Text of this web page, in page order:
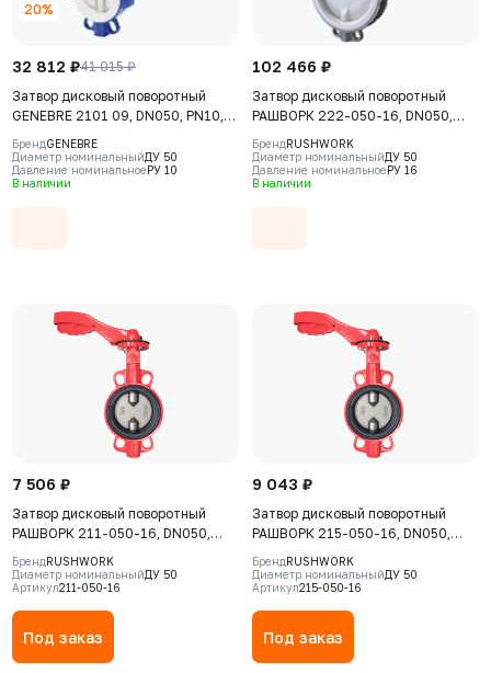
32 812 ₽41 015 ₽
20%
Затвор дисковый поворотный
GENEBRE 2101 09, DN050, PN10,
корпус - GJS-400-15 (GGG40),
диск - CF8M (AISI316),
уплотнение - PTFE, М/Ф,
БрендGENEBRE
Диаметр номинальныйДУ 50
Давление номинальноеРУ 10
В наличии
102 466 ₽
Затвор дисковый поворотный
РАШВОРК 222-050-16, DN050,
PN16, корпус - CF8M, диск -
CF8M+PTFE, уплотнение - PTFE,
М/Ф, рукоятка
БрендRUSHWORK
Диаметр номинальныйДУ 50
Давление номинальноеРУ 16
В наличии
7 506 ₽
Затвор дисковый поворотный
РАШВОРК 211-050-16, DN050,
PN16, корпус - GJL-250 (GG25),
диск - CF8, уплотнение - NBR, М/
Ф, рукоятка
БрендRUSHWORK
Диаметр номинальныйДУ 50
Артикул211-050-16
Под заказ
9 043 ₽
Затвор дисковый поворотный
РАШВОРК 215-050-16, DN050,
PN16, корпус - GJL-250 (GG25),
диск - CF8, уплотнение - VITON,
М/Ф, рукоятка
БрендRUSHWORK
Диаметр номинальныйДУ 50
Артикул215-050-16
Под заказ